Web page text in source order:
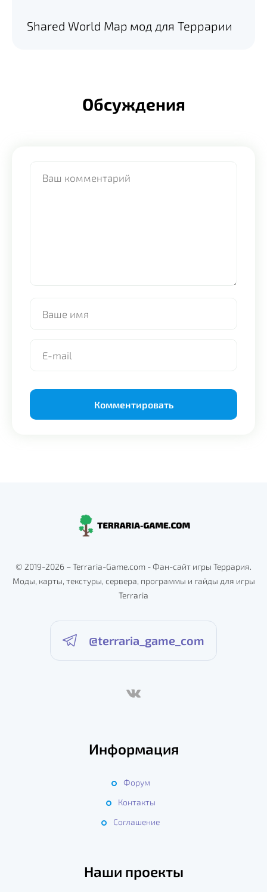
Shared World Map мод для Террарии
Обсуждения
© 2019-2026 – Terraria-Game.com - Фан-сайт игры Террария.
Моды, карты, текстуры, сервера, программы и гайды для игры
Terraria
@terraria_game_com
Информация
Форум
Контакты
Соглашение
Наши проекты